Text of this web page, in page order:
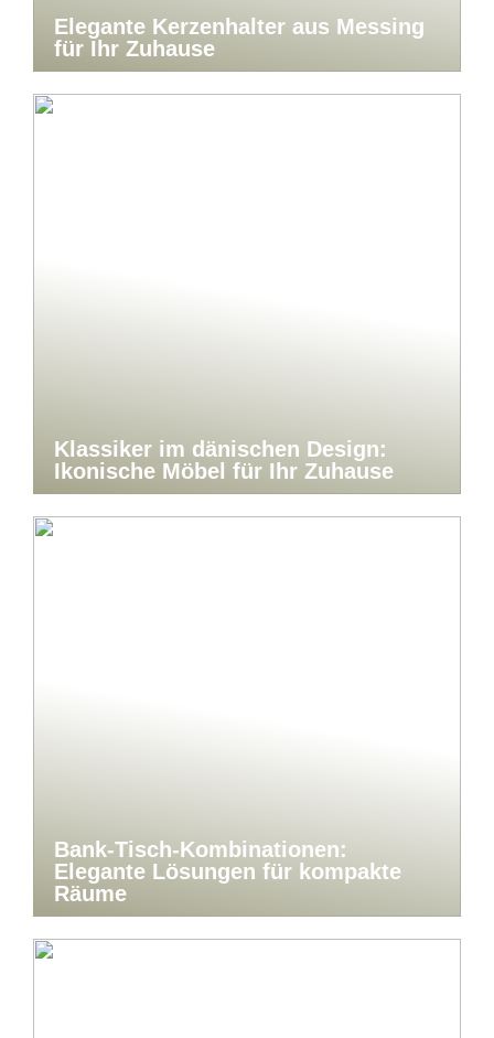
Elegante Kerzenhalter aus Messing
für Ihr Zuhause
Klassiker im dänischen Design:
Ikonische Möbel für Ihr Zuhause
Bank-Tisch-Kombinationen:
Elegante Lösungen für kompakte
Räume